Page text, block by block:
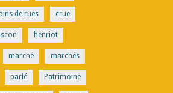
de rues crue
henriot
marché marchés
parlé Patrimoine